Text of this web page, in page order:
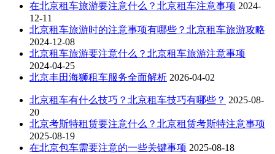
在北京租车旅游要注意什么？北京租车注意事项 2024-
12-11
北京租车旅游时的注意事项有哪些？北京租车旅游攻略
2024-12-08
北京租车旅游要注意什么？北京租车旅游注意事项
2024-04-25
北京丰田海狮租车服务全面解析 2026-04-02
北京租车有什么技巧？北京租车技巧有哪些？ 2025-08-
20
北京考斯特租赁要注意什么？北京租赁考斯特注意事项
2025-08-19
在北京包车需要注意的一些关键事项 2025-08-18